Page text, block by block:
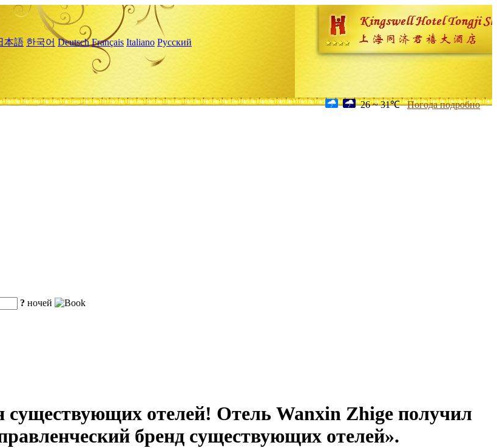
本語 한국어 Deutsch Français Italiano Русский
26 ~ 31℃ Погода подробно
? ночей
отелей! Отель Wanxin Zhige получил
бренд существующих отелей».